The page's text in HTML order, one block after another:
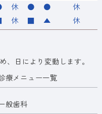
休 ● ●
休
休 ■ ▲
休
、日により変動します。
療メニュー一覧
般歯科